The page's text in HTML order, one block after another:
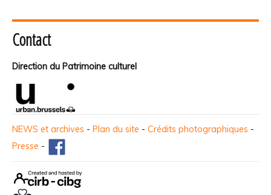
Contact
Direction du Patrimoine culturel
NEWS et archives - Plan du site - Crédits photographiques -
Presse -